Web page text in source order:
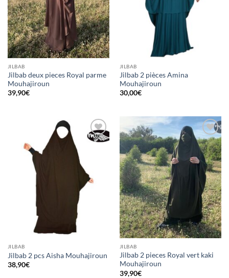
JILBAB
Jilbab deux pieces Royal parme
Mouhajiroun
39,90€
JILBAB
Jilbab 2 pièces Amina
Mouhajiroun
30,00€
Ajouter
JILBAB
Jilbab 2 pcs Aisha Mouhajiroun
38,90€
Ajouter
à la liste
d’envies
JILBAB
Jilbab 2 pieces Royal vert kaki
Mouhajiroun
39,90€